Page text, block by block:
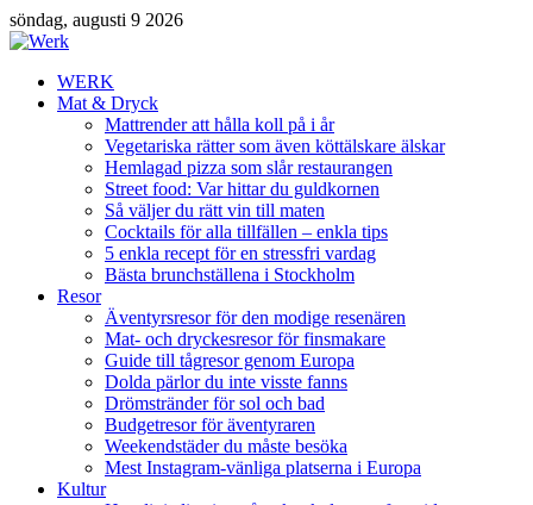
söndag, augusti 9 2026
WERK
Mat & Dryck
Mattrender att hålla koll på i år
Vegetariska rätter som även köttälskare älskar
Hemlagad pizza som slår restaurangen
Street food: Var hittar du guldkornen
Så väljer du rätt vin till maten
Cocktails för alla tillfällen – enkla tips
5 enkla recept för en stressfri vardag
Bästa brunchställena i Stockholm
Resor
Äventyrsresor för den modige resenären
Mat- och dryckesresor för finsmakare
Guide till tågresor genom Europa
Dolda pärlor du inte visste fanns
Drömstränder för sol och bad
Budgetresor för äventyraren
Weekendstäder du måste besöka
Mest Instagram-vänliga platserna i Europa
Kultur